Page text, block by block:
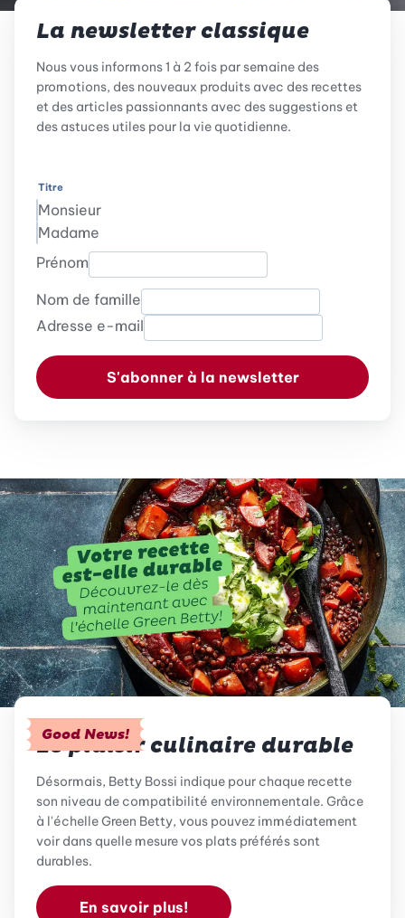
La newsletter classique
Nous vous informons 1 à 2 fois par semaine des
promotions, des nouveaux produits avec des recettes
et des articles passionnants avec des suggestions et
des astuces utiles pour la vie quotidienne.
Titre
Monsieur
Madame
Prénom
Nom de famille
Adresse e-mail
S'abonner à la newsletter
Good News!
Le plaisir culinaire durable
Désormais, Betty Bossi indique pour chaque recette
son niveau de compatibilité environnementale. Grâce
à l'échelle Green Betty, vous pouvez immédiatement
voir dans quelle mesure vos plats préférés sont
durables.
En savoir plus!